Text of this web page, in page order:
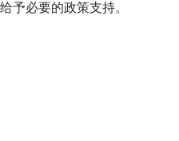
予必要的政策支持。